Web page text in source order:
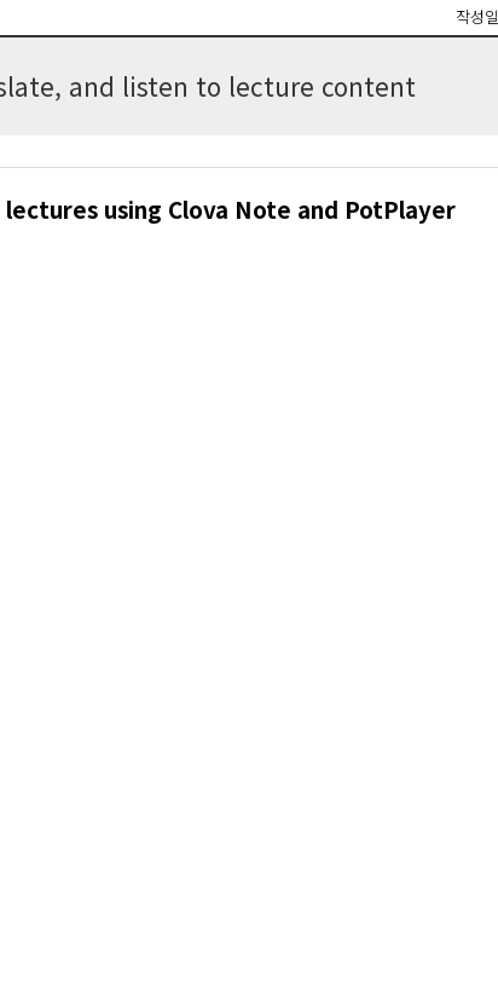
작성일
and listen to lecture content
using Clova Note and PotPlayer